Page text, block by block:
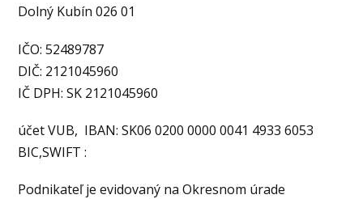
Dolný Kubín 026 01
IČO: 52489787
DIČ: 2121045960
IČ DPH: SK 2121045960
účet VUB, IBAN: SK06 0200 0000 0041 4933 6053
BIC,SWIFT :
Podnikateľ je evidovaný na Okresnom úrade